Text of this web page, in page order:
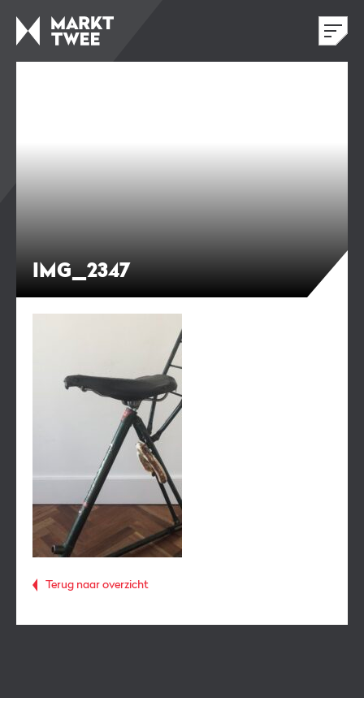
IMG_2347
Terug naar overzicht